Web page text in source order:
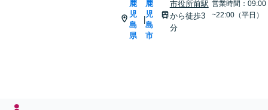
鹿
児
島
県
|
鹿
児
島
市
市役所前駅
から徒歩3
分
営業時間：09:00
~22:00（平日）